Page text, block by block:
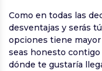
Como en todas las
desventajas y serás
opciones tiene
seas honesto
dónde te gustaría